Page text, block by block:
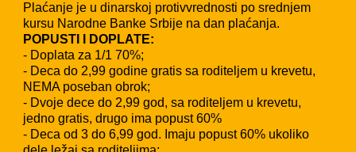
Plaćanje je u dinarskoj protivvrednosti po srednjem
kursu Narodne Banke Srbije na dan plaćanja.
POPUSTI I DOPLATE:
- Doplata za 1/1 70%;
- Deca do 2,99 godine gratis sa roditeljem u krevetu,
NEMA poseban obrok;
- Dvoje dece do 2,99 god, sa roditeljem u krevetu,
jedno gratis, drugo ima popust 60%
- Deca od 3 do 6,99 god. Imaju popust 60% ukoliko